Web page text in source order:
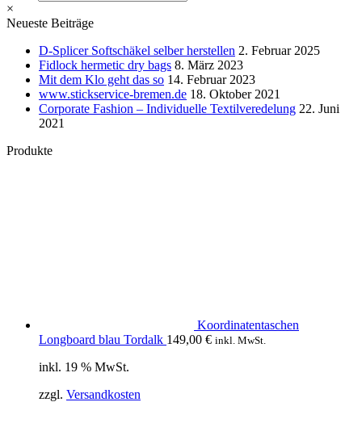
×
Neueste Beiträge
D-Splicer Softschäkel selber herstellen 2. Februar 2025
Fidlock hermetic dry bags 8. März 2023
Mit dem Klo geht das so 14. Februar 2023
www.stickservice-bremen.de 18. Oktober 2021
Corporate Fashion – Individuelle Textilveredelung 22. Juni
2021
Produkte
Koordinatentaschen
Longboard blau Tordalk 149,00 € inkl. MwSt.
inkl. 19 % MwSt.
zzgl. Versandkosten